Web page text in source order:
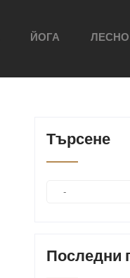
ЙОГА ЛЕСНО
Търсене
Последни